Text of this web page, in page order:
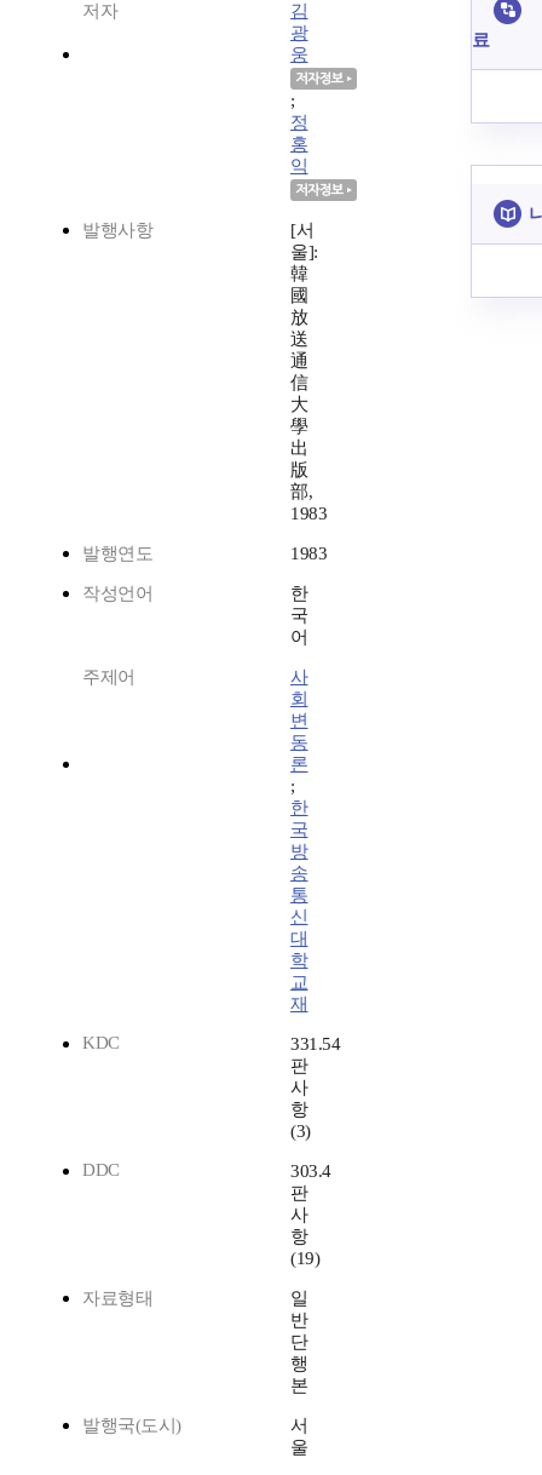
저자
김
광
웅
;
정
홍
익
발행사항
[서
울]:
韓
國
放
送
通
信
大
學
出
版
部,
1983
발행연도 1983
작성언어
한
국
어
주제어
사
회
변
동
론
;
한
국
방
송
통
신
대
학
교
재
KDC
331.54
판
사
항
(3)
DDC
303.4
판
사
항
(19)
자료형태
일
반
단
행
본
발행국(도시)
서
울
료